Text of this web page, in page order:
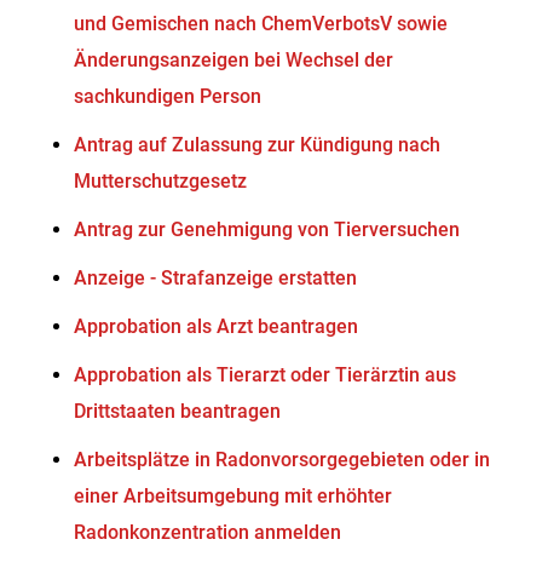
und Gemischen nach ChemVerbotsV sowie
Änderungsanzeigen bei Wechsel der
sachkundigen Person
Antrag auf Zulassung zur Kündigung nach
Mutterschutzgesetz
Antrag zur Genehmigung von Tierversuchen
Anzeige - Strafanzeige erstatten
Approbation als Arzt beantragen
Approbation als Tierarzt oder Tierärztin aus
Drittstaaten beantragen
Arbeitsplätze in Radonvorsorgegebieten oder in
einer Arbeitsumgebung mit erhöhter
Radonkonzentration anmelden